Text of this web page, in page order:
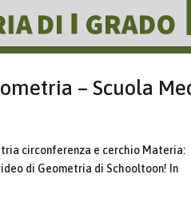
– Scuola
circonferenza e cerchio Materia:
di Geometria di Schooltoon! In